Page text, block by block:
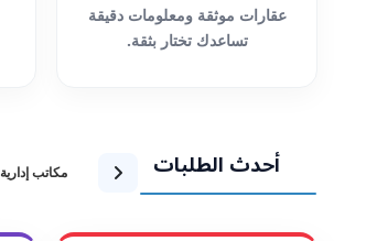
عقارات موثقة ومعلومات دقيقة
تساعدك تختار بثقة.
أحدث الطلبات مكاتب إدارية